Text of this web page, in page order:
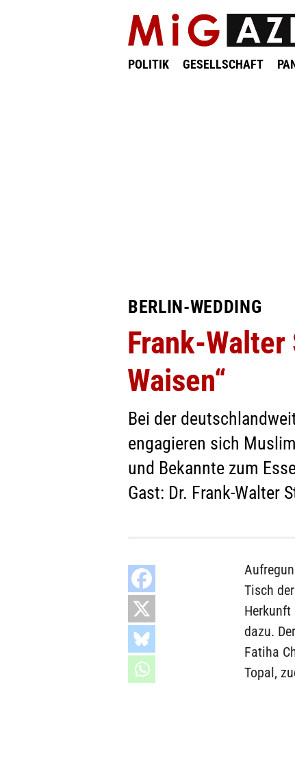
POLITIK GESELLSCHAFT
BERLIN-WEDDING
Frank-
Waisen“
Bei der
engagieren sich
und Bekannte zum
Gast: Dr. Frank-Walter
Tisch
Herkunft
dazu.
Fatiha
Topal,